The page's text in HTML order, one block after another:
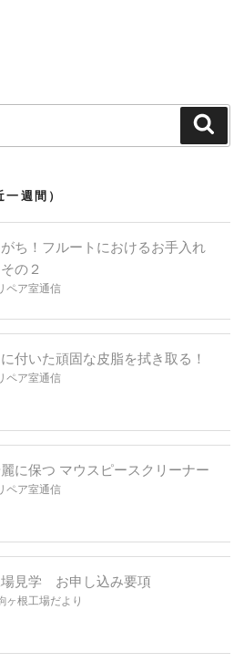
週間）
ち！フルートにおけるお手入れ
の２
ペア室通信
付いた頑固な皮脂を拭き取る！
ペア室通信
に保つ マウスピースクリーナー
ペア室通信
場見学 お申し込み要項
ヶ根工場だより